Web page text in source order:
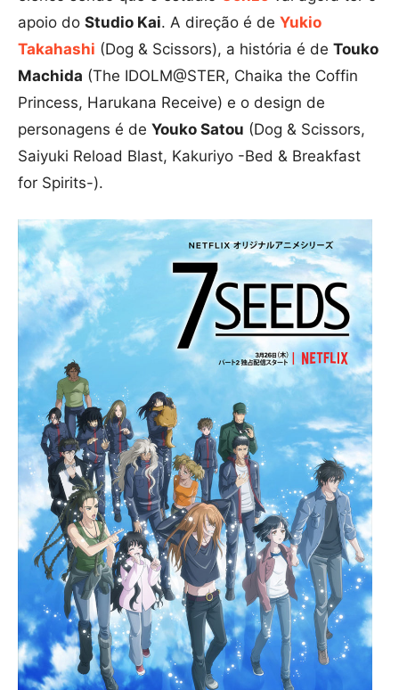
apoio do Studio Kai. A direção é de Yukio
Takahashi (Dog & Scissors), a história é de Touko
Machida (The IDOLM@STER, Chaika the Coffin
Princess, Harukana Receive) e o design de
personagens é de Youko Satou (Dog & Scissors,
Saiyuki Reload Blast, Kakuriyo -Bed & Breakfast
for Spirits-).